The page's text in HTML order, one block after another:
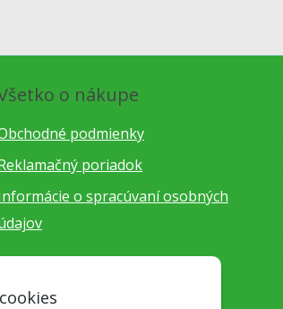
o nákupe
podmienky
poriadok
o spracúvaní osobných